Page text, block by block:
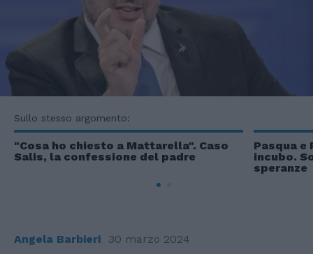
Sullo stesso argomento:
"Cosa ho chiesto a Mattarella". Caso
Salis, la confessione del padre
Pasqua e
incubo.
speranze
Angela Barbieri 30 marzo 2024